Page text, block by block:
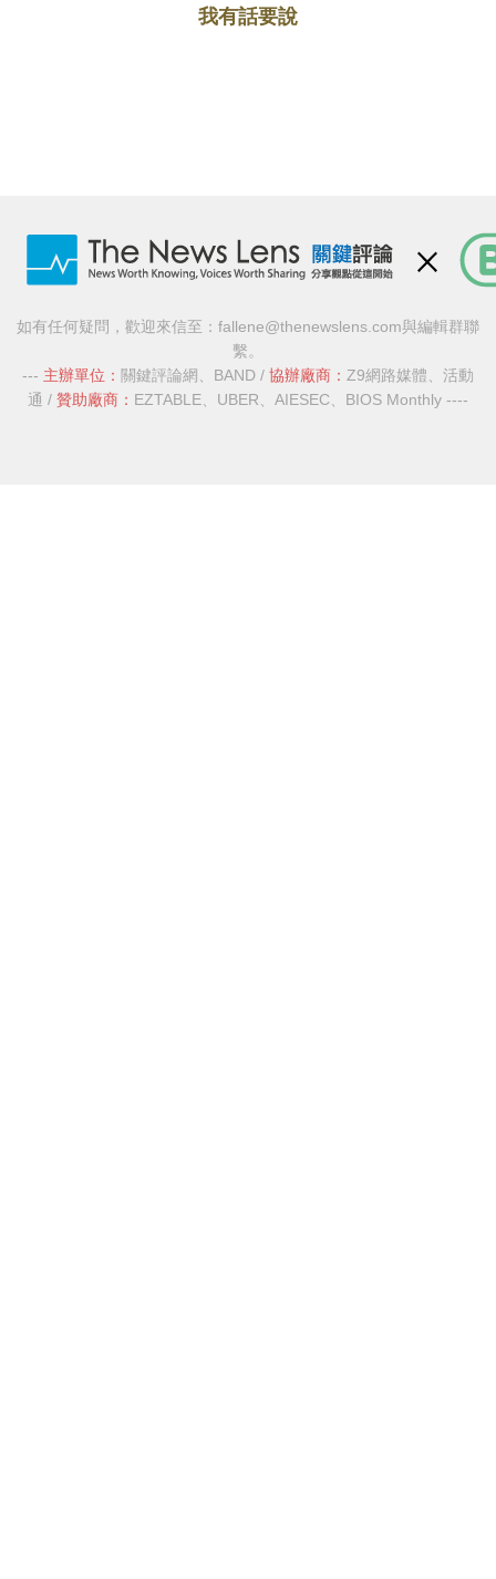
我有話要說
如有任何疑問，歡迎來信至： fallene@thenewslens.com與編輯群聯
繫。
--- 主辦單位： 關鍵評論網 BAND / 協辦廠商： Z9網路媒體
活動
通 / 贊助廠商： EZTABLE UBER AIESEC BIOS Monthly ----